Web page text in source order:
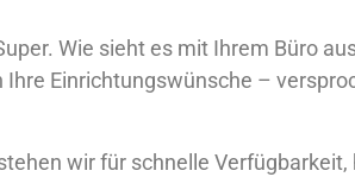
Wie sieht es mit Ihrem Büro
Einrichtungswünsche –
wir für schnelle Verfügbarkeit,